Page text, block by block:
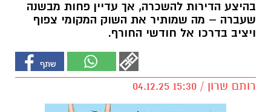
בהיצע הדירות להשכרה, אך עדיין פחות מבשנה
שעברה – מה שמותיר את השוק המקומי צפוף
ויציב בדרכו אל חודשי החורף.
רותם שרון / 15:30 04.12.25